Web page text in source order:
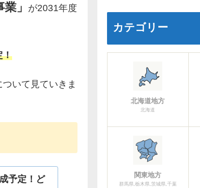
」
が2031年度
！
いて見ていきま
予定！ど
カテゴリー
北海道地方
北海道
関東地方
群馬県,栃木県,茨城県,千葉